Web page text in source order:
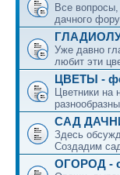
Все
дачного
Уже давно
любит эти
ЦВЕТЫ -
Цветники на
САД
Здесь
Создадим
ОГОРОД -